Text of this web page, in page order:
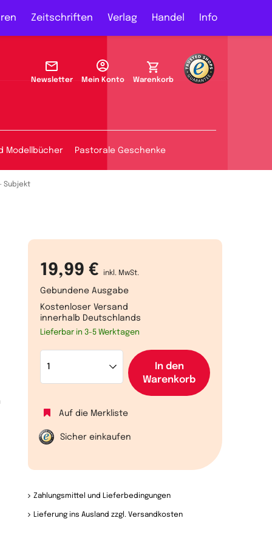
Zeitschriften Verlag Handel Info
Newsletter Mein Konto Warenkorb
Modellbücher Pastorale Geschenke
Subjekt
19,99 € inkl. MwSt.
Gebundene Ausgabe
Kostenloser Versand
innerhalb Deutschlands
Lieferbar in 3-5 Werktagen
In den
Warenkorb
Auf die Merkliste
Sicher einkaufen
Zahlungsmittel und Lieferbedingungen
Lieferung ins Ausland zzgl. Versandkosten